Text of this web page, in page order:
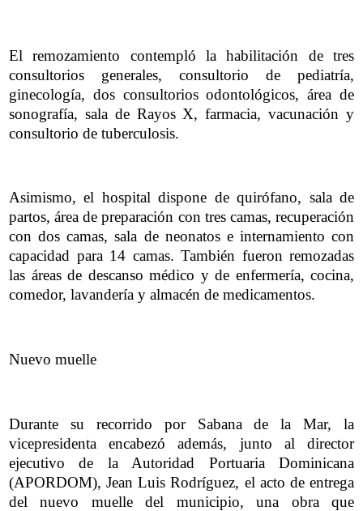
El remozamiento contempló la habilitación de tres
consultorios generales, consultorio de pediatría,
ginecología, dos consultorios odontológicos, área de
sonografía, sala de Rayos X, farmacia, vacunación y
consultorio de tuberculosis.
Asimismo, el hospital dispone de quirófano, sala de
partos, área de preparación con tres camas, recuperación
con dos camas, sala de neonatos e internamiento con
capacidad para 14 camas. También fueron remozadas
las áreas de descanso médico y de enfermería, cocina,
comedor, lavandería y almacén de medicamentos.
Nuevo muelle
Durante su recorrido por Sabana de la Mar, la
vicepresidenta encabezó además, junto al director
ejecutivo de la Autoridad Portuaria Dominicana
(APORDOM), Jean Luis Rodríguez, el acto de entrega
del nuevo muelle del municipio, una obra que